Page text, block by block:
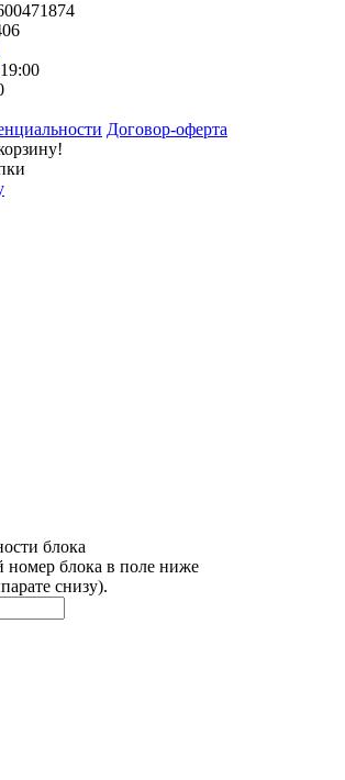
Договор-оферта
блока
номер блока в поле ниже
снизу).